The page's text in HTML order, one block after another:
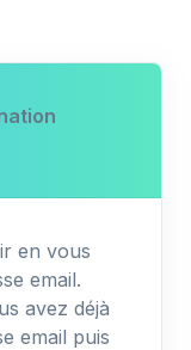
en vous
email.
avez déjà
email puis